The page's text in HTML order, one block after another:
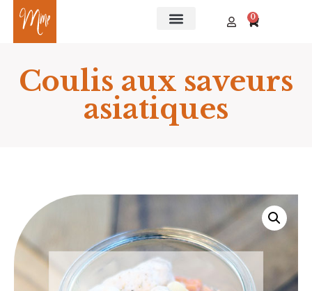
0
Coulis aux saveurs
asiatiques